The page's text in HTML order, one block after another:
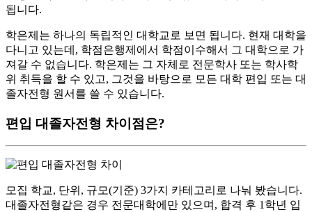
됩니다.
​학은제는 하나의 독립적인 대학교로 보면 됩니다. 현재 대학을
다니고 있는데, 학점은행제에서 학점이수해서 그 대학으로 가
져갈 수 없습니다. 학은제는 그 자체로 전문학사 또는 학사학
위 취득을 할 수 있고, 그것을 바탕으로 모든 대학 편입 또는 대
졸자전형 원서를 쓸 수 있습니다.
편입 대졸자전형 차이점은?
모집 학교, 단위, 규모(기준) 3가지 카테고리로 나눠 봤습니다.
대졸자전형같은 경우 전문대학에만 있으며, 합격 후 1학년 입